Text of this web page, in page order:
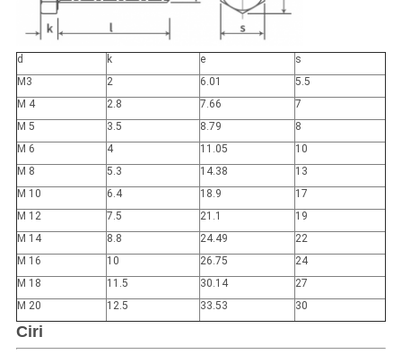
d k e
s
M3
2 6.01
5.5
M 4
2.8 7.66
7
M 5
3.5 8.79
8
M 6
4 11.05
10
M 8
5.3 14.38
13
M 10
6.4 18.9
17
M 12
7.5 21.1
19
M 14
8.8 24.49
22
M 16
10 26.75
24
M 18
11.5 30.14
27
M 20
12.5 33.53 30
Ciri